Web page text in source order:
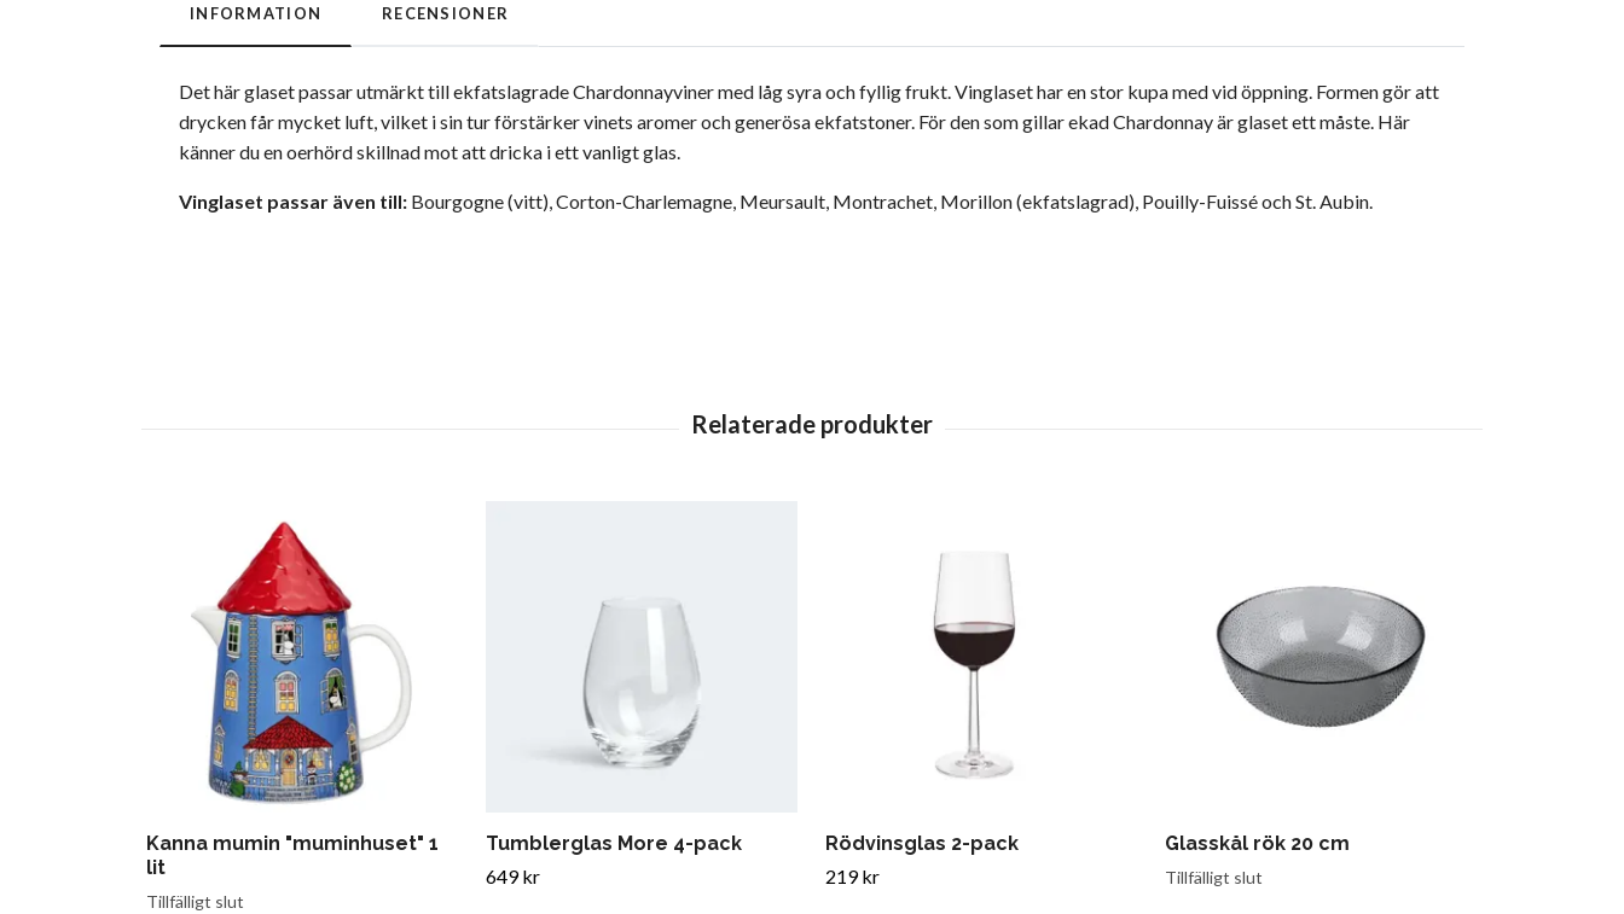
INFORMATION RECENSIONER
Det här glaset passar utmärkt till ekfatslagrade Chardonnayviner med låg syra och fyllig frukt. Vinglaset har en stor kupa med vid öppning. Formen gör att
drycken får mycket luft, vilket i sin tur förstärker vinets aromer och generösa ekfatstoner. För den som gillar ekad Chardonnay är glaset ett måste. Här
känner du en oerhörd skillnad mot att dricka i ett vanligt glas.
Vinglaset passar även till: Bourgogne (vitt), Corton-Charlemagne, Meursault, Montrachet, Morillon (ekfatslagrad), Pouilly-Fuissé och St. Aubin.
Kanna mumin "muminhuset" 1
lit
Tillfälligt slut
Tumblerglas More 4-pack
649 kr
Rödvinsglas 2-pack
219 kr
Glasskål rök 20 cm
Tillfälligt slut